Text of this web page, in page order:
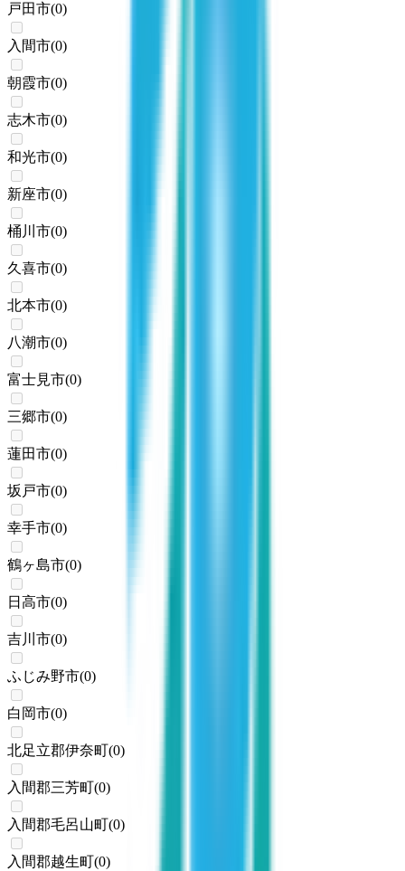
戸田市(0)
入間市(0)
朝霞市(0)
志木市(0)
和光市(0)
新座市(0)
桶川市(0)
久喜市(0)
北本市(0)
八潮市(0)
富士見市(0)
三郷市(0)
蓮田市(0)
坂戸市(0)
幸手市(0)
鶴ヶ島市(0)
日高市(0)
吉川市(0)
ふじみ野市(0)
白岡市(0)
北足立郡伊奈町(0)
入間郡三芳町(0)
入間郡毛呂山町(0)
入間郡越生町(0)